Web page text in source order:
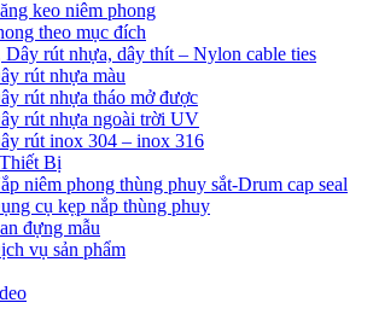
keo niêm phong
theo mục đích
Dây rút nhựa, dây thít – Nylon cable ties
rút nhựa màu
rút nhựa tháo mở được
rút nhựa ngoài trời UV
rút inox 304 – inox 316
Bị
niêm phong thùng phuy sắt-Drum cap seal
cụ kẹp nắp thùng phuy
đựng mẫu
vụ sản phẩm